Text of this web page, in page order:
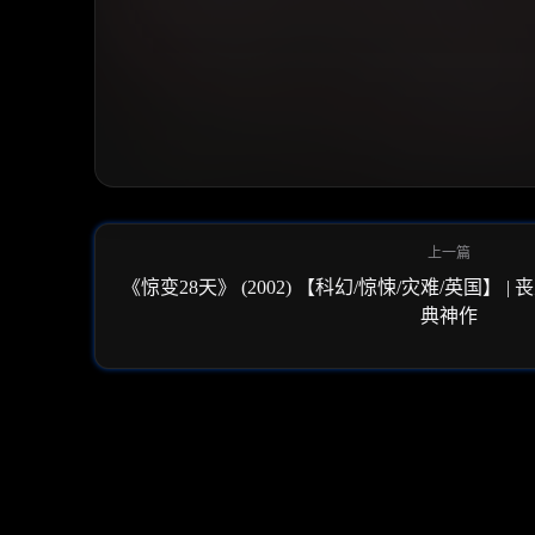
《惊变28天》 (2002) 【科幻/惊悚/灾难/英国】 |
典神作